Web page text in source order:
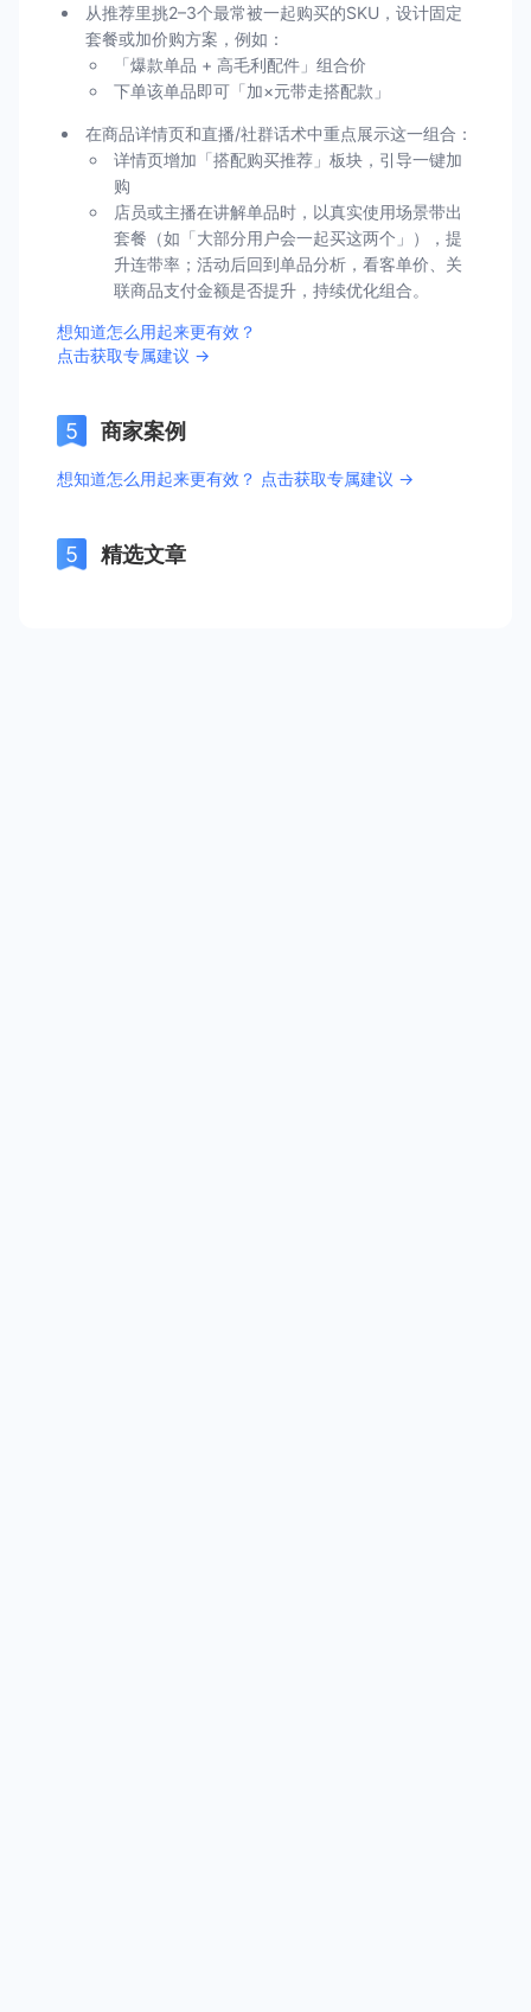
从推荐里挑2–3个最常被一起购买的SKU，设计固定
套餐或加价购方案，例如：
「爆款单品 + 高毛利配件」组合价
下单该单品即可「加×元带走搭配款」
在商品详情页和直播/社群话术中重点展示这一组合：
详情页增加「搭配购买推荐」板块，引导一键加
购
店员或主播在讲解单品时，以真实使用场景带出
套餐（如「大部分用户会一起买这两个」），提
升连带率；活动后回到单品分析，看客单价、关
联商品支付金额是否提升，持续优化组合。
想知道怎么用起来更有效？
点击获取专属建议 →
商家案例
想知道怎么用起来更有效？ 点击获取专属建议 →
精选文章